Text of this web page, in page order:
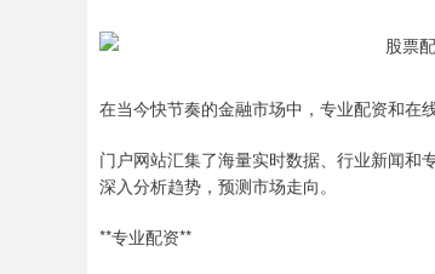
在当今快节奏的金融市场中，专业配资和在
门户网站汇集了海量实时数据、行业新闻和
深入分析趋势，预测市场走向。
**专业配资**